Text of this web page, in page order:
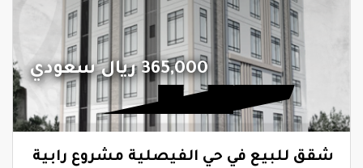
365,000 ريال سعودي
شقق للبيع في حي الفيصلية مشروع رابية